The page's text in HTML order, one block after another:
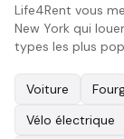
Life4Rent vous
New York qui
types les plus
Voiture
Vélo électrique